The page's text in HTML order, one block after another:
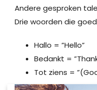
Andere gesproken
Drie woorden die
Hallo = ”Hello”
Bedankt =
Tot ziens =